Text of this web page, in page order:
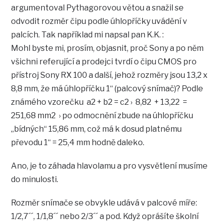
argumentoval Pythagorovou větou a snažil se
odvodit rozměr čipu podle úhlopříčky uvádění v
palcích. Tak například mi napsal pan K.K. :
Mohl byste mi, prosím, objasnit, proč Sony a po něm
všichni referující a prodejci tvrdí o čipu CMOS pro
přístroj Sony RX 100 a další, jehož rozměry jsou 13,2 x
8,8 mm, že má úhlopříčku 1“ (palcový snímač)? Podle
známého vzorečku a2 + b2 = c2 › 8,82 + 13,22 =
251,68 mm2 › po odmocnění zbude na úhlopříčku
„bídných“ 15,86 mm, což má k dosud platnému
převodu 1“ = 25,4 mm hodně daleko.
Ano, je to záhada hlavolamu a pro vysvětlení musíme
do minulosti.
Rozměr snímače se obvykle udává v palcové míře:
1/2,7´´, 1/1,8´´ nebo 2/3´´ a pod. Když oprášíte školní